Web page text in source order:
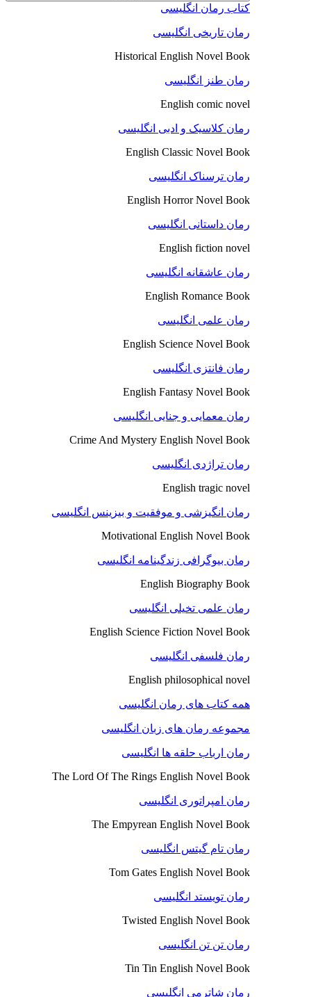
کتاب رمان انگلیسی
رمان تاریخی انگلیسی
Historical English Novel Book
رمان طنز انگلیسی
English comic novel
رمان کلاسیک و ادبی انگلیسی
English Classic Novel Book
رمان ترسناک انگلیسی
English Horror Novel Book
رمان داستانی انگلیسی
English fiction novel
رمان عاشقانه انگلیسی
English Romance Book
رمان علمی انگلیسی
English Science Novel Book
رمان فانتزی انگلیسی
English Fantasy Novel Book
رمان معمایی و جنایی انگلیسی
Crime And Mystery English Novel Book
رمان تراژدی انگلیسی
English tragic novel
رمان انگیزشی و موفقیت و بیزینس انگلیسی
Motivational English Novel Book
رمان بیوگرافی زندگینامه انگلیسی
English Biography Book
رمان علمی تخیلی انگلیسی
English Science Fiction Novel Book
رمان فلسفی انگلیسی
English philosophical novel
همه کتاب های رمان انگلیسی
مجموعه رمان های زبان انگلیسی
رمان ارباب حلقه ها انگلیسی
The Lord Of The Rings English Novel Book
رمان امپراتوری انگلیسی
The Empyrean English Novel Book
رمان تام گیتس انگلیسی
Tom Gates English Novel Book
رمان تویستد انگلیسی
Twisted English Novel Book
رمان تن تن انگلیسی
Tin Tin English Novel Book
رمان شاترمی انگلیسی